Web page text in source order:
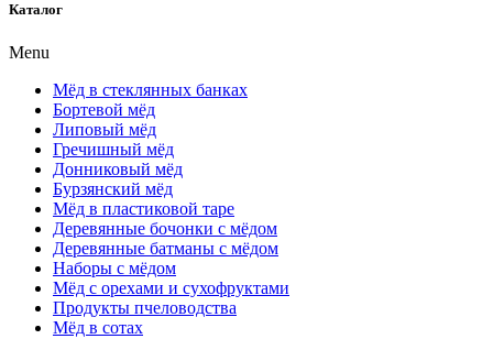
Каталог
Menu
Мёд в стеклянных банках
Бортевой мёд
Липовый мёд
Гречишный мёд
Донниковый мёд
Бурзянский мёд
Мёд в пластиковой таре
Деревянные бочонки с мёдом
Деревянные батманы с мёдом
Наборы с мёдом
Мёд с орехами и сухофруктами
Продукты пчеловодства
Мёд в сотах